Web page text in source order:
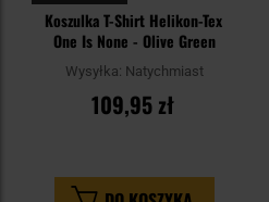
Koszulka T-Shirt Helikon-Tex
One Is None - Olive Green
Wysyłka: Natychmiast
109,95 zł